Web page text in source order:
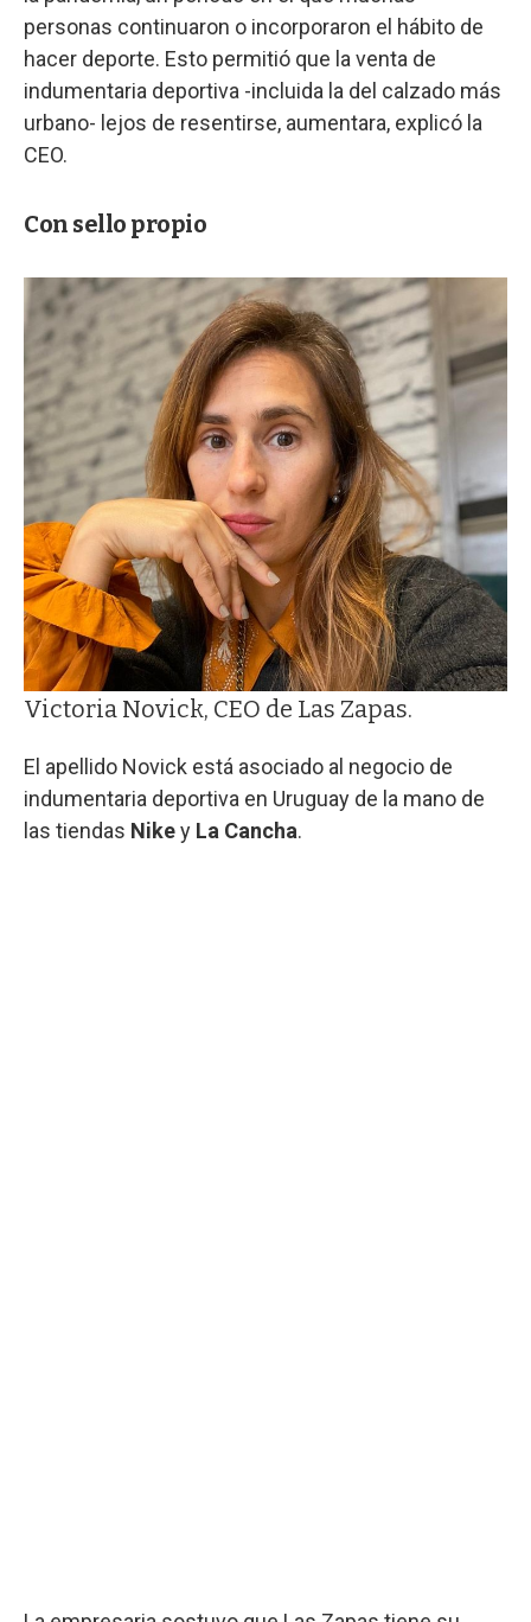
personas continuaron o incorporaron el hábito de
hacer deporte. Esto permitió que la venta de
indumentaria deportiva -incluida la del calzado más
urbano- lejos de resentirse, aumentara, explicó la
CEO.
Con sello propio
Victoria Novick, CEO de Las Zapas.
El apellido Novick está asociado al negocio de
indumentaria deportiva en Uruguay de la mano de
las tiendas Nikey La Cancha.